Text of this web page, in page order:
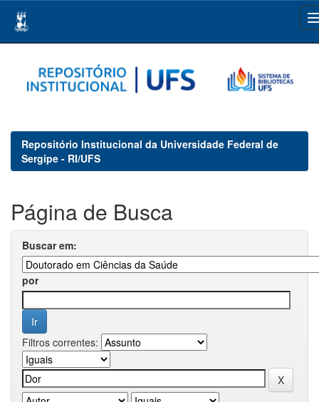
navigation
Repositório Institucional da Universidade Federal de
Sergipe - RI/UFS
Página de Busca
Buscar em:
por
Filtros correntes: